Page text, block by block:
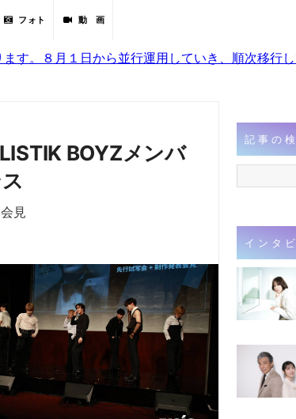
フォト 動 画
す。８月１日から並行運用していき、順次移行し
BOYZメンバ
ス
見
記事の
インタ